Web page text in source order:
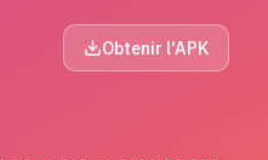
Obtenir l'APK